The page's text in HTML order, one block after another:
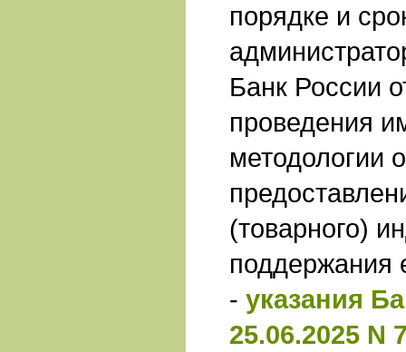
порядке и
Банк России
проведения
методологии
(товарного)
поддержания
- указания
25.06.2025 N